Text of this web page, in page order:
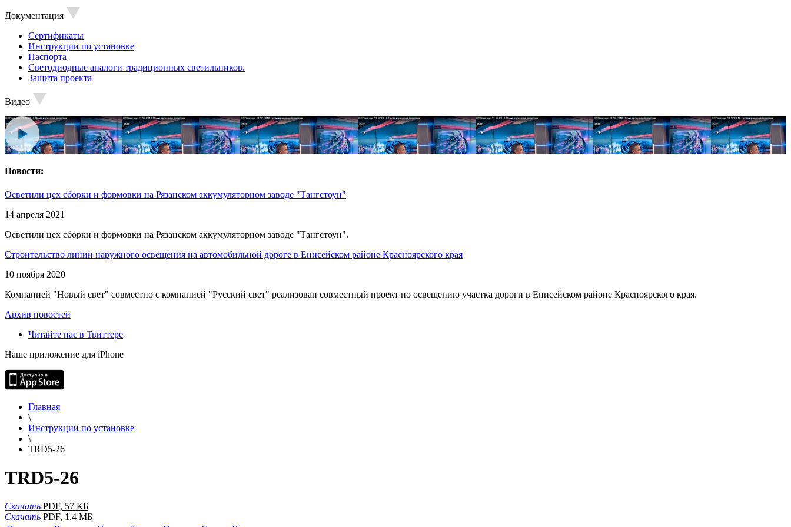
Документация
Сертификаты
Инструкции по установке
Паспорта
Светодиодные аналоги традиционных светильников.
Защита проекта
Видео
Новости:
Осветили цех сборки и формовки на Рязанском аккумуляторном заводе "Тангстоун"
14 апреля 2021
Осветили цех сборки и формовки на Рязанском аккумуляторном заводе "Тангстоун".
Строительство линии наружного освещения на автомобильной дороге в Енисейском районе Красноярского края
10 ноября 2020
Компанией "Новый свет" совместно с компанией "Русский свет" реализован совместный проект по освещению участка дороги в Енисейском районе Красноярского края.
Архив новостей
Читайте нас в Твиттере
Наше приложение для iPhone
Главная
\
Инструкции по установке
\
TRD5-26
TRD5-26
Скачать PDF, 57 КБ
Скачать PDF, 1.4 МБ